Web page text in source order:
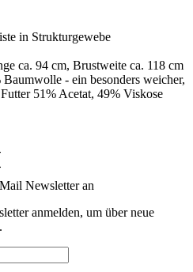
in Strukturgewebe
ca. 94 cm, Brustweite ca. 118 cm
- ein besonders weicher,
51% Acetat, 49% Viskose
Newsletter an
anmelden, um über neue